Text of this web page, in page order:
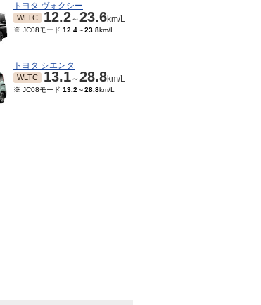
トヨタ ヴォクシー
WLTC 12.2～23.6km/L
※ JC08モード 12.4～23.8km/L
トヨタ シエンタ
WLTC 13.1～28.8km/L
※ JC08モード 13.2 ～28.8km/L